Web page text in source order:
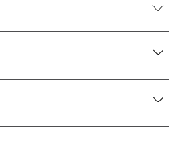
+
para productos
+